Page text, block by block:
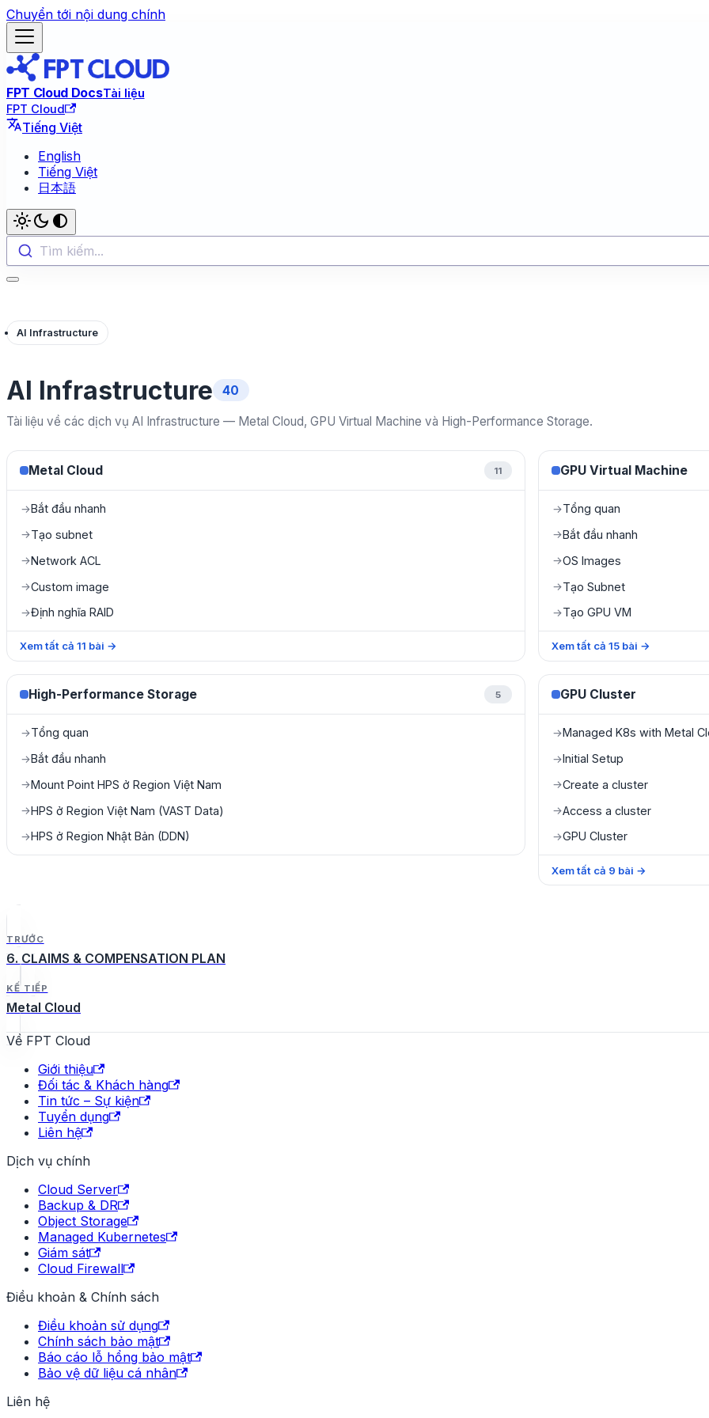
Chuyển tới nội dung chính
FPT Cloud DocsTài liệu
FPT Cloud
Tiếng Việt
English
Tiếng Việt
日本語
Tìm kiếm...
AI Infrastructure
AI Infrastructure 40
Tài liệu về các dịch vụ AI Infrastructure — Metal Cloud, GPU Virtual Machine và High-Performance Storage.
Metal Cloud 11
→Bắt đầu nhanh
→Tạo subnet
→Network ACL
→Custom image
→Định nghĩa RAID
Xem tất cả 11 bài →
GPU Virtual Machine
→Tổng quan
→Bắt đầu nhanh
→OS Images
→Tạo Subnet
→Tạo GPU VM
Xem tất cả 15 bài →
High-Performance Storage 5
→Tổng quan
→Bắt đầu nhanh
→Mount Point HPS ở Region Việt Nam
→HPS ở Region Việt Nam (VAST Data)
→HPS ở Region Nhật Bản (DDN)
GPU Cluster
→Managed K8s with Metal
→Initial Setup
→Create a cluster
→Access a cluster
→GPU Cluster
Xem tất cả 9 bài →
TRƯỚC
6. CLAIMS & COMPENSATION PLAN
KẾ TIẾP
Metal Cloud
Về FPT Cloud
Giới thiệu
Đối tác & Khách hàng
Tin tức – Sự kiện
Tuyển dụng
Liên hệ
Dịch vụ chính
Cloud Server
Backup & DR
Object Storage
Managed Kubernetes
Giám sát
Cloud Firewall
Điều khoản & Chính sách
Điều khoản sử dụng
Chính sách bảo mật
Báo cáo lỗ hổng bảo mật
Bảo vệ dữ liệu cá nhân
Liên hệ